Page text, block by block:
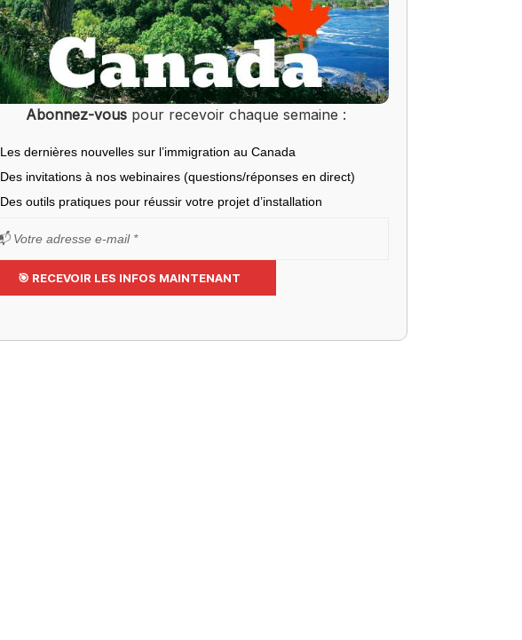
Abonnez-vouspour recevoir chaque semaine :
Les dernières nouvelles sur l’immigration au Canada
Des invitations à nos webinaires (questions/réponses en direct)
Des outils pratiques pour réussir votre projet d’installation